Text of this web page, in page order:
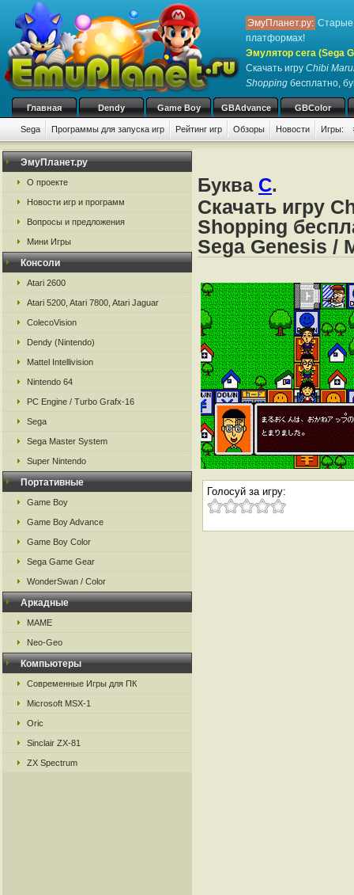
ЭмуПланет.ру: Старые
платформах!
Эмулятор сега (Sega
Скачать игру Chibi
Shopping бесплатно,
Главная Dendy Game Boy GBAdvance GBColor
Sega Программы для запуска игр Рейтинг игр Обзоры Новости Игры:
ЭмуПланет.ру
О проекте
Новости игр и программ
Вопросы и предложения
Мини Игры
Консоли
Atari 2600
Atari 5200, Atari 7800, Atari Jaguar
ColecoVision
Dendy (Nintendo)
Mattel Intellivision
Nintendo 64
PC Engine / Turbo Grafx-16
Sega
Sega Master System
Super Nintendo
Портативные
Game Boy
Game Boy Advance
Game Boy Color
Sega Game Gear
WonderSwan / Color
Аркадные
MAME
Neo-Geo
Компьютеры
Современные Игры для ПК
Microsoft MSX-1
Oric
Sinclair ZX-81
ZX Spectrum
Буква C.
Скачать игру
Shopping
Sega Genesis /
Голосуй за игру: